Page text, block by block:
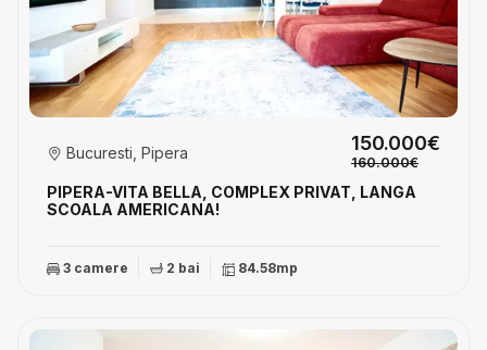
PIPERA-VITA BELLA, COMPLEX PRIVAT, LANGA
SCOALA AMERICANA!
Bucuresti, Pipera 150.000€
160.000€
3 camere 2 bai 84.58mp